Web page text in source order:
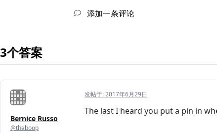
添加一条评论
3个答案
Bernice Russo
@theboop
发帖于:2017年6月29日
The last I heard you put a pin in